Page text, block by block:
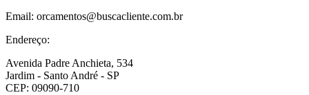
Email: orcamentos@buscacliente.com.br
Endereço:
Avenida Padre Anchieta, 534
Jardim - Santo André - SP
CEP: 09090-710